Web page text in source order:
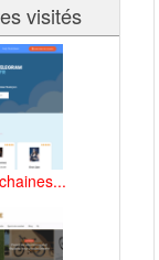
visités